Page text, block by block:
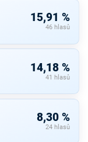
15,91 %
46 hlasů
14,18 %
41 hlasů
8,30 %
24 hlasů